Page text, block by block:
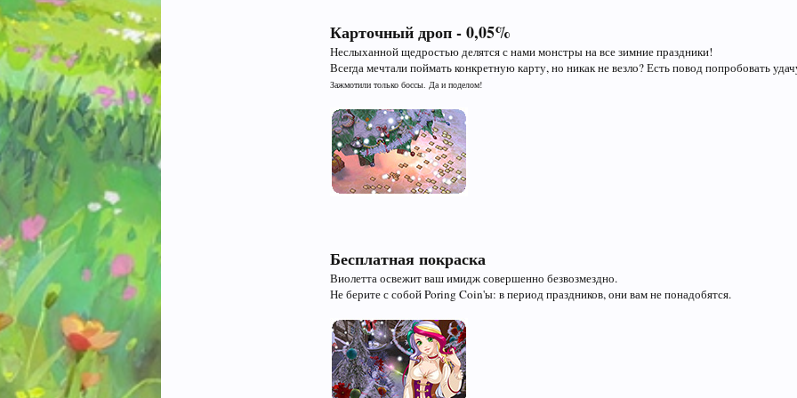
Карточный дроп - 0,05%
Неслыханной щедростью делятся с нами монстры на все зимние праздники!
Всегда мечтали поймать конкретную карту, но никак не везло? Есть повод попробовать
Зажмотили только боссы. Да и поделом!
Бесплатная покраска
Виолетта освежит ваш имидж совершенно безвозмездно.
Не берите с собой Poring Coin'ы: в период праздников, они вам не понадобятся.